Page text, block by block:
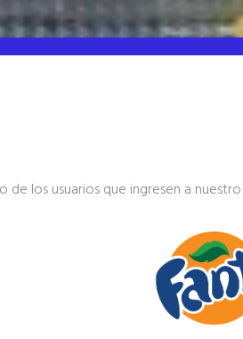
de los usuarios que ingresen a